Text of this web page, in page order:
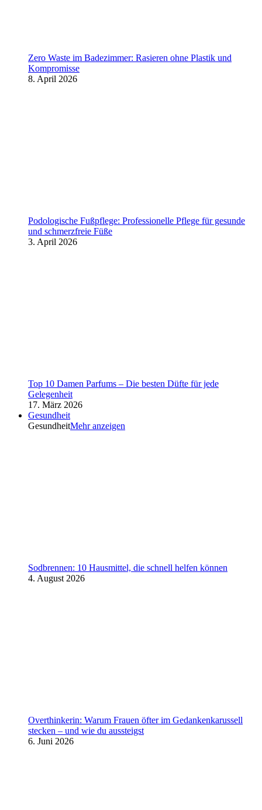
Zero Waste im Badezimmer: Rasieren ohne Plastik und
Kompromisse
8. April 2026
Podologische Fußpflege: Professionelle Pflege für gesunde
und schmerzfreie Füße
3. April 2026
Top 10 Damen Parfums – Die besten Düfte für jede
Gelegenheit
17. März 2026
Gesundheit
GesundheitMehr anzeigen
Sodbrennen: 10 Hausmittel, die schnell helfen können
4. August 2026
Overthinkerin: Warum Frauen öfter im Gedankenkarussell
stecken – und wie du aussteigst
6. Juni 2026